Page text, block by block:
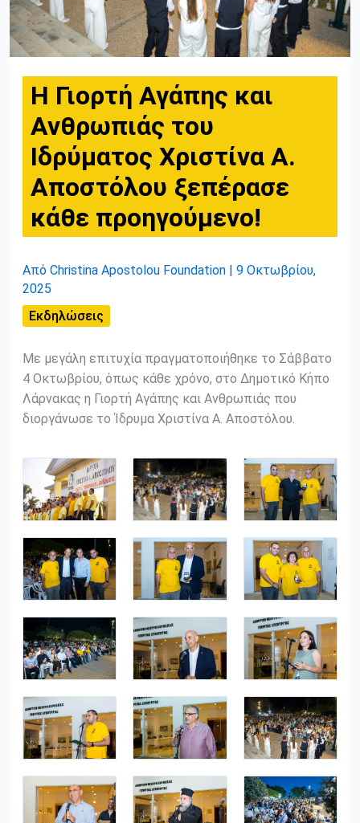
Η Γιορτή Αγάπης και
Ανθρωπιάς του
Ιδρύματος Χριστίνα Α.
Αποστόλου ξεπέρασε
κάθε προηγούμενο!
Από Christina Apostolou Foundation
9 Οκτωβρίου,
2025
Εκδηλώσεις
Με μεγάλη επιτυχία πραγματοποιήθηκε το Σάββατο
4 Οκτωβρίου, όπως κάθε χρόνο, στο Δημοτικό Κήπο
Λάρνακας η Γιορτή Αγάπης και Ανθρωπιάς που
διοργάνωσε το Ίδρυμα Χριστίνα Α. Αποστόλου.